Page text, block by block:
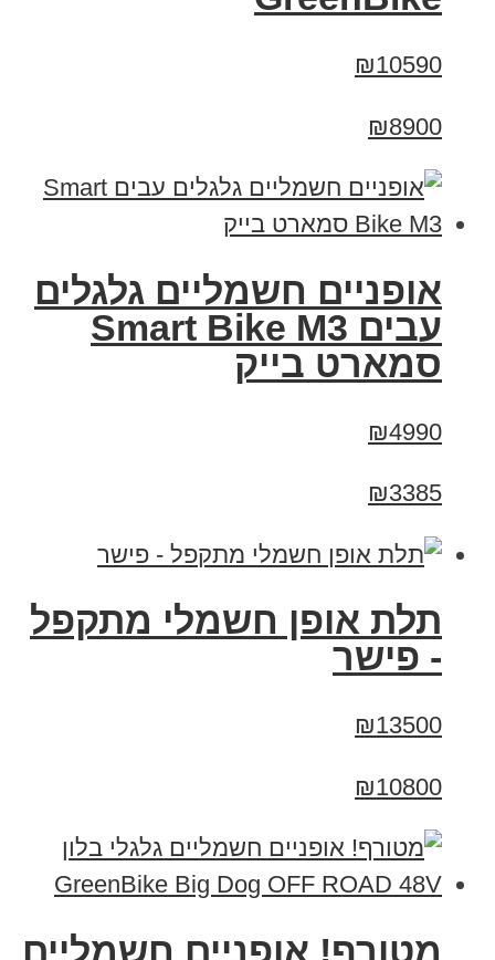
₪10590
₪8900
אופניים חשמליים גלגלים
עבים Smart Bike M3
סמארט בייק
₪4990
₪3385
תלת אופן חשמלי מתקפל
- פישר
₪13500
₪10800
מטורף! אופניים חשמליים